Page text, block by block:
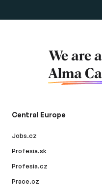
We are
Alma
Central Europe
Jobs.cz
Profesia.sk
Profesia.cz
Prace.cz